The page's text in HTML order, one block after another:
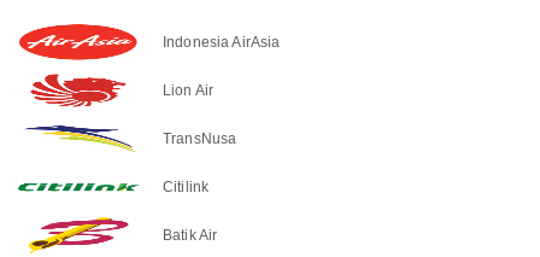
Indonesia AirAsia
Lion Air
TransNusa
Citilink
Batik Air